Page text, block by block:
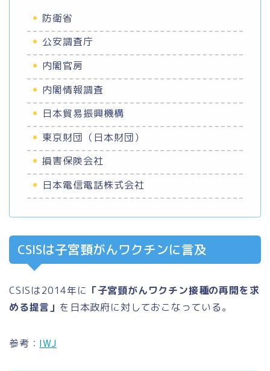
防衛省
公安調査庁
内閣官房
内閣情報調査
日本貿易振興機構
東京財団（日本財団）
損害保険会社
日本電信電話株式会社
CSISは子宮頸がんワクチンに言及
CSISは2014年に 「子宮頸がんワクチン接種の再開を求
める提言」 を日本政府に対しておこなっている。
参考： IWJ